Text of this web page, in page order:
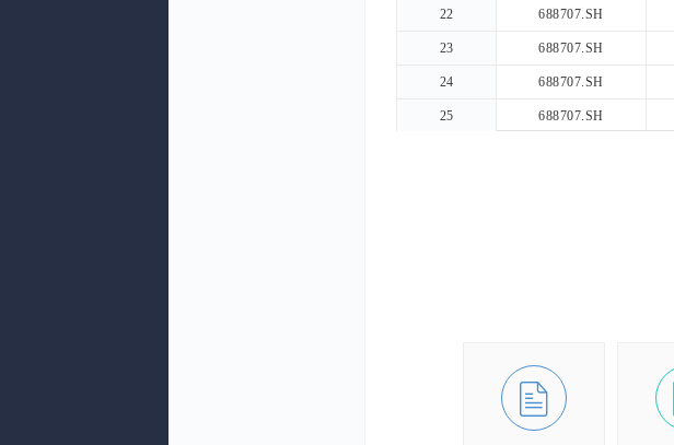
22 688707.SH
23 688707.SH
24 688707.SH
25 688707.SH
688707.SH
688707.SH
22
23
24
25